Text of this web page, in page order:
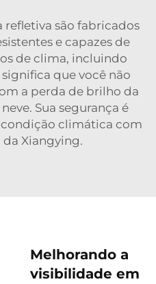
refletiva são fabricados
e capazes de
de clima, incluindo
significa que você não
a perda de brilho da
Sua segurança é
climática com
da Xiangying.
Melhorando a
visibilidade em